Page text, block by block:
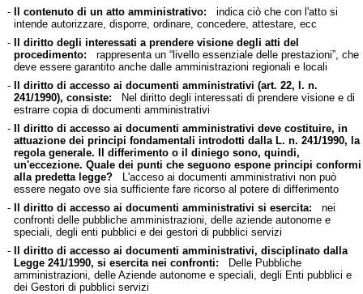
- Il contenuto di un atto amministrativo: indica ciò che con l'atto si
intende autorizzare, disporre, ordinare, concedere, attestare, ecc
- Il diritto degli interessati a prendere visione degli atti del
procedimento: rappresenta un “livello essenziale delle prestazioni”, che
deve essere garantito anche dalle amministrazioni regionali e locali
- Il diritto di accesso ai documenti amministrativi (art. 22, l. n.
241/1990), consiste: Nel diritto degli interessati di prendere visione e di
estrarre copia di documenti amministrativi
- Il diritto di accesso ai documenti amministrativi deve costituire, in
attuazione dei principi fondamentali introdotti dalla L. n. 241/1990, la
regola generale. Il differimento o il diniego sono, quindi,
un'eccezione. Quale dei punti che seguono espone principi conformi
alla predetta legge?L'acceso ai documenti amministrativi non può
essere negato ove sia sufficiente fare ricorso al potere di differimento
- Il diritto di accesso ai documenti amministrativi si esercita: nei
confronti delle pubbliche amministrazioni, delle aziende autonome e
speciali, degli enti pubblici e dei gestori di pubblici servizi
- Il diritto di accesso ai documenti amministrativi, disciplinato dalla
Legge 241/1990, si esercita nei confronti: Delle Pubbliche
amministrazioni, delle Aziende autonome e speciali, degli Enti pubblici e
dei Gestori di pubblici servizi